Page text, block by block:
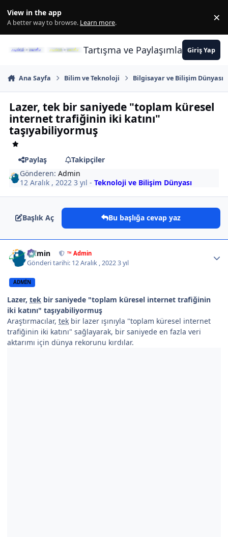
View in the app
A better way to browse. Learn more. ×
Tartışma ve PaylaşımlarınGiriş Yap
Ana Sayfa Bilim ve Teknoloji Bilgisayar ve Bilişim Dünyası
Lazer, tek bir saniyede "toplam küresel
internet trafiğinin iki katını"
taşıyabiliyormuş
Paylaş
Takipçiler
Gönderen:Admin
12 Aralık , 20223 yıl -Teknoloji ve Bilişim Dünyası
Başlık Aç Bu başlığa cevap yaz
Admin ™ Admin
Gönderi tarihi: 12 Aralık , 20223 yıl
ADMIN
Lazer, tek bir saniyede "toplam küresel internet trafiğinin
iki katını" taşıyabiliyormuş
Araştırmacılar, tek bir lazer ışınıyla "toplam küresel internet
trafiğinin iki katını" sağlayarak, bir saniyede en fazla veri
aktarımı için dünya rekorunu kırdılar.